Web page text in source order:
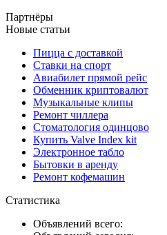
Партнёры
Новые статьи
Пицца с доставкой
Ставки на спорт
Авиабилет прямой рейс
Обменник криптовалют
Музыкальные клипы
Ремонт чиллера
Стоматология одинцово
Купить Valve Index kit
Электронное табло
Бытовки в аренду
Ремонт кофемашин
Статистика
Объявлений всего: